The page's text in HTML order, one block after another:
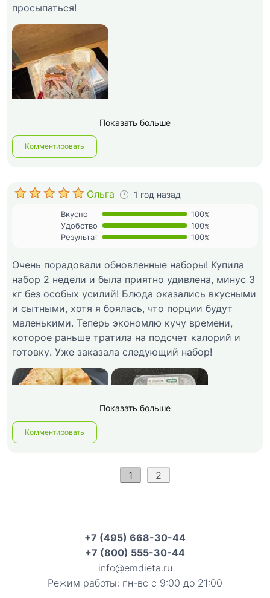
просыпаться!
Показать больше
Комментировать
Ольга 1 год назад
Вкусно 100%
Удобство 100%
Результат 100%
Очень порадовали обновленные наборы! Купила
набор 2 недели и была приятно удивлена, минус 3
кг без особых усилий! Блюда оказались вкусными
и сытными, хотя я боялась, что порции будут
маленькими. Теперь экономлю кучу времени,
которое раньше тратила на подсчет калорий и
готовку. Уже заказала следующий набор!
Показать больше
Комментировать
1 2
+7 (495) 668-30-44
+7 (800) 555-30-44
info@emdieta.ru
Режим работы: пн-вс с 9:00 до 21:00